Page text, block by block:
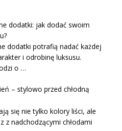
dodatki: jak dodać swoim
dodatki potrafią nadać każdej
i odrobinę luksusu.
o …
– stylowo przed chłodną
się nie tylko kolory liści, ale
z nadchodzącymi chłodami